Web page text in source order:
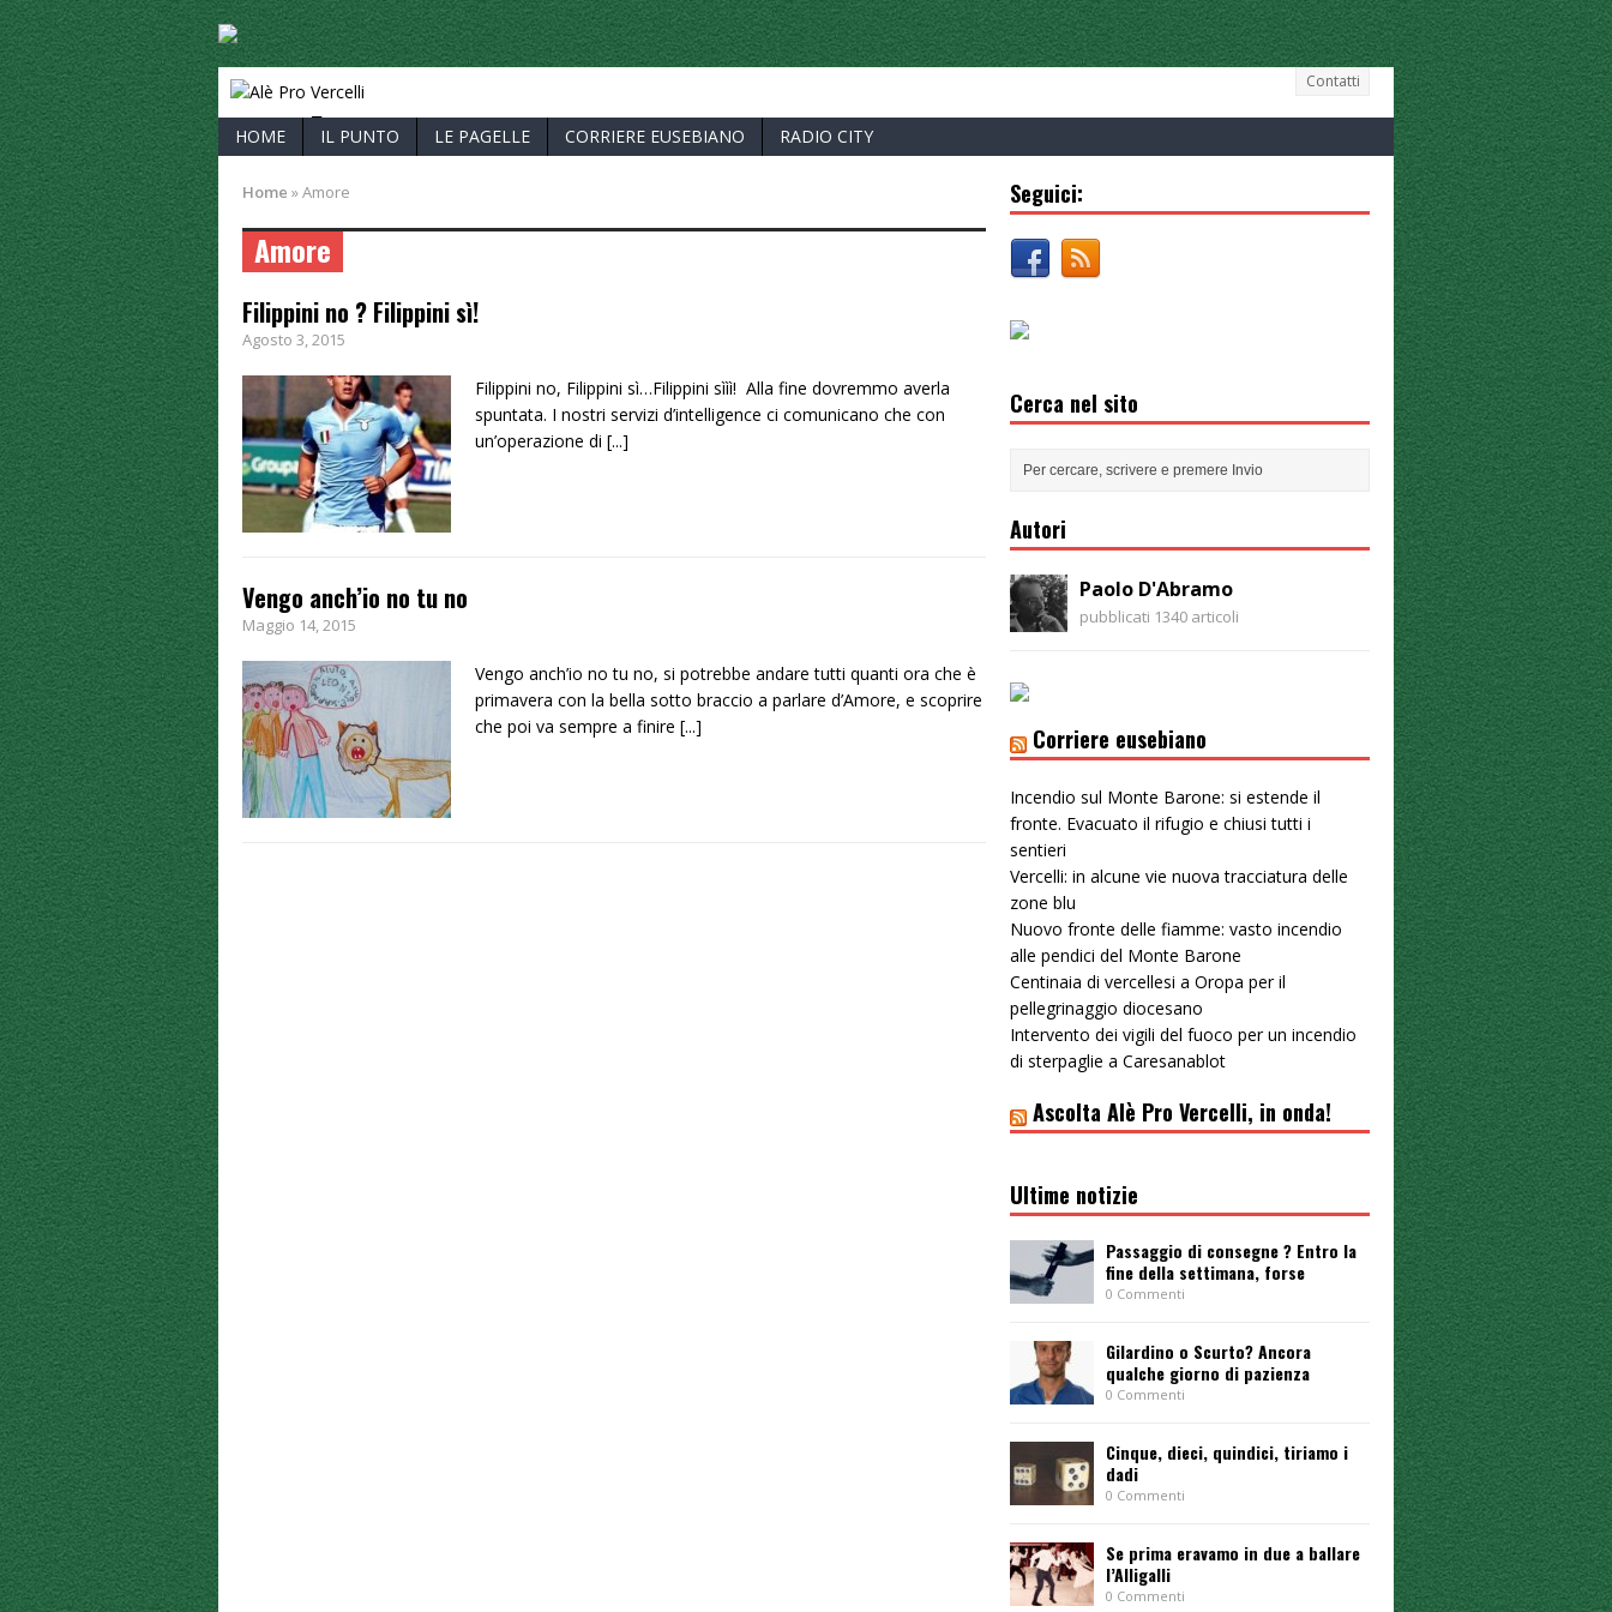
Contatti
ALÈ PRO VERCELLI
HOME IL PUNTO LE PAGELLE CORRIERE EUSEBIANO RADIO CITY
Home »Amore
Amore
Filippini no ? Filippini sì!
Agosto 3, 2015
Filippini no, Filippini sì…Filippini sììì! Alla fine dovremmo averla
spuntata. I nostri servizi d’intelligence ci comunicano che con
un’operazione di [...]
Vengo anch’io no tu no
Maggio 14, 2015
Vengo anch’io no tu no, si potrebbe andare tutti quanti ora che è
primavera con la bella sotto braccio a parlare d’Amore, e scoprire
che poi va sempre a finire [...]
Seguici:
Cerca nel sito
Autori
Paolo D'Abramo
pubblicati 1340 articoli
Corriere eusebiano
Incendio sul Monte Barone: si estende il
fronte. Evacuato il rifugio e chiusi tutti i
sentieri
Vercelli: in alcune vie nuova tracciatura delle
zone blu
Nuovo fronte delle fiamme: vasto incendio
alle pendici del Monte Barone
Centinaia di vercellesi a Oropa per il
pellegrinaggio diocesano
Intervento dei vigili del fuoco per un incendio
di sterpaglie a Caresanablot
Ascolta Alè Pro Vercelli, in onda!
Ultime notizie
Passaggio di consegne ? Entro la
fine della settimana, forse
0 Commenti
Gilardino o Scurto? Ancora
qualche giorno di pazienza
0 Commenti
Cinque, dieci, quindici, tiriamo i
dadi
0 Commenti
Se prima eravamo in due a ballare
l’Alligalli
0 Commenti